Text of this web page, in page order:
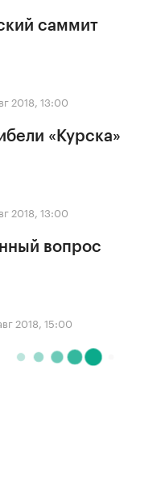
саммит
2018, 13:00
«Курска»
2018, 13:00
вопрос
2018, 15:00